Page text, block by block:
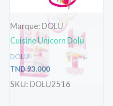
Marque: DOLU
Cuisine Unicorn Dolu
DOLU
TND93.000
SKU: DOLU2516